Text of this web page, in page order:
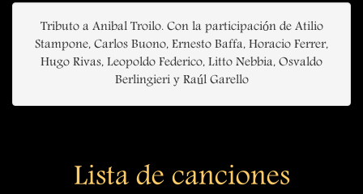
Tributo a Anibal Troilo. Con la participación de Atilio
Stampone, Carlos Buono, Ernesto Baffa, Horacio Ferrer,
Hugo Rivas, Leopoldo Federico, Litto Nebbia, Osvaldo
Berlingieri y Raúl Garello
Lista de canciones